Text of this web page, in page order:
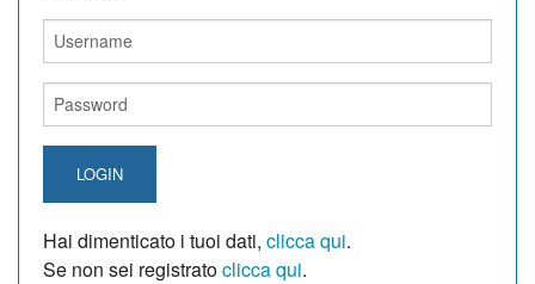
LOGIN
Hai dimenticato i tuoi dati, clicca qui.
Se non sei registratoclicca qui.